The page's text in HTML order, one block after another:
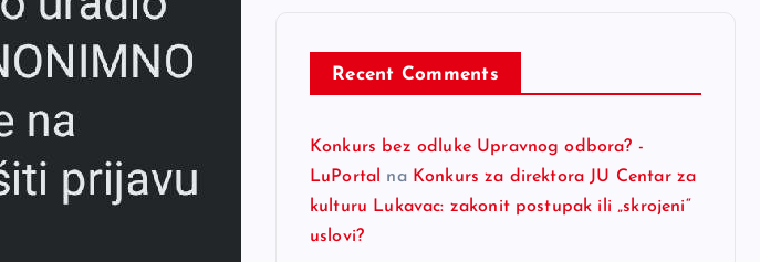
Recent Comments
Konkurs bez odluke Upravnog odbora? -
LuPortal
na Konkurs za direktora JU Centar za
kulturu Lukavac: zakonit postupak ili „skrojeni“
uslovi?